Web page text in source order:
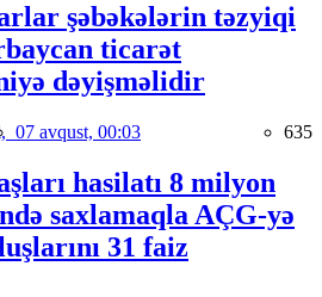
şəbəkələrin təzyiqi
ticarət
dəyişməlidir
07 avqust, 00:03 635
hasilatı 8 milyon
saxlamaqla AÇG-yə
31 faiz